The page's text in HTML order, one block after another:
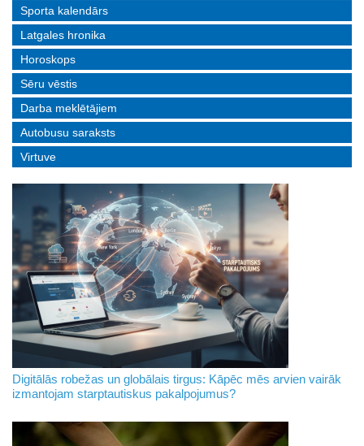
Sporta kalendārs
Latgales hronika
Horoskops
Sēru vēstis
Darba meklētājiem
Autobusu saraksts
Virtuve
Digitālās robežas un globālais tirgus: Kāpēc mēs arvien vairāk
izmantojam starptautiskus pakalpojumus?